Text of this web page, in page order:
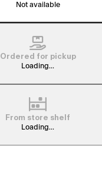
Not available
Ordered for pickup
Loading...
From store shelf
Loading...